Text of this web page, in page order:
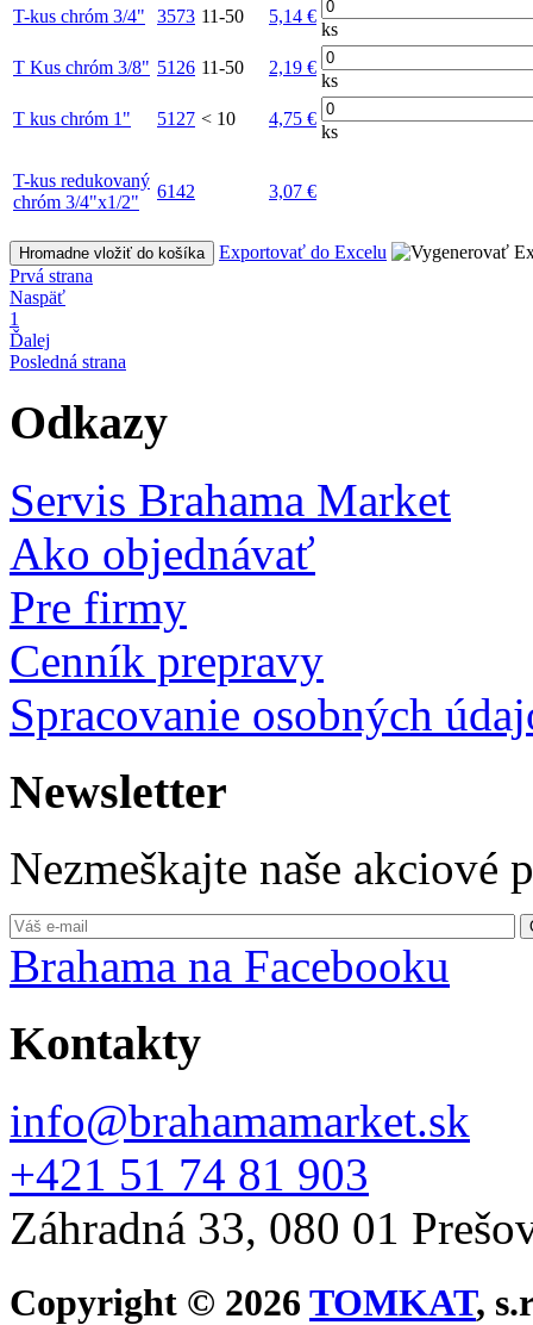
T-kus chróm 3/4" 3573 11-50 5,14 €
ks
T Kus chróm 3/8" 5126 11-50 2,19 €
ks
T kus chróm 1"
5127 < 10 4,75 €
ks
T-kus redukovaný
chróm 3/4"x1/2"
6142 3,07 €
Hromadne vložiť do košíka
Exportovať do Excelu
Prvá strana
Naspäť
1
Ďalej
Posledná strana
Odkazy
Servis Brahama Market
Ako objednávať
Pre firmy
Cenník prepravy
Spracovanie osobných
Newsletter
Nezmeškajte naše akciové
Brahama na Facebooku
Kontakty
info@brahamamarket.sk
+421 51 74 81 903
Záhradná 33, 080 01
Copyright © 2026 TOMKAT,